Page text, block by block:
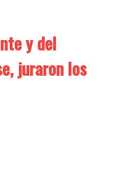
y del
juraron los